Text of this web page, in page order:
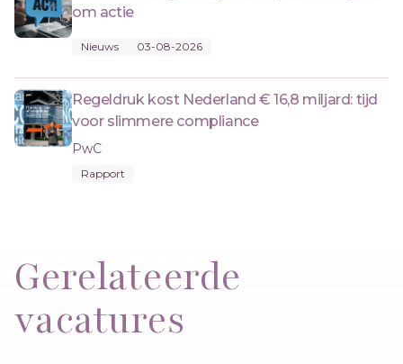
om actie
Nieuws 03-08-2026
Regeldruk kost Nederland € 16,8 miljard: tijd
voor slimmere compliance
PwC
Rapport
Gerelateerde
vacatures